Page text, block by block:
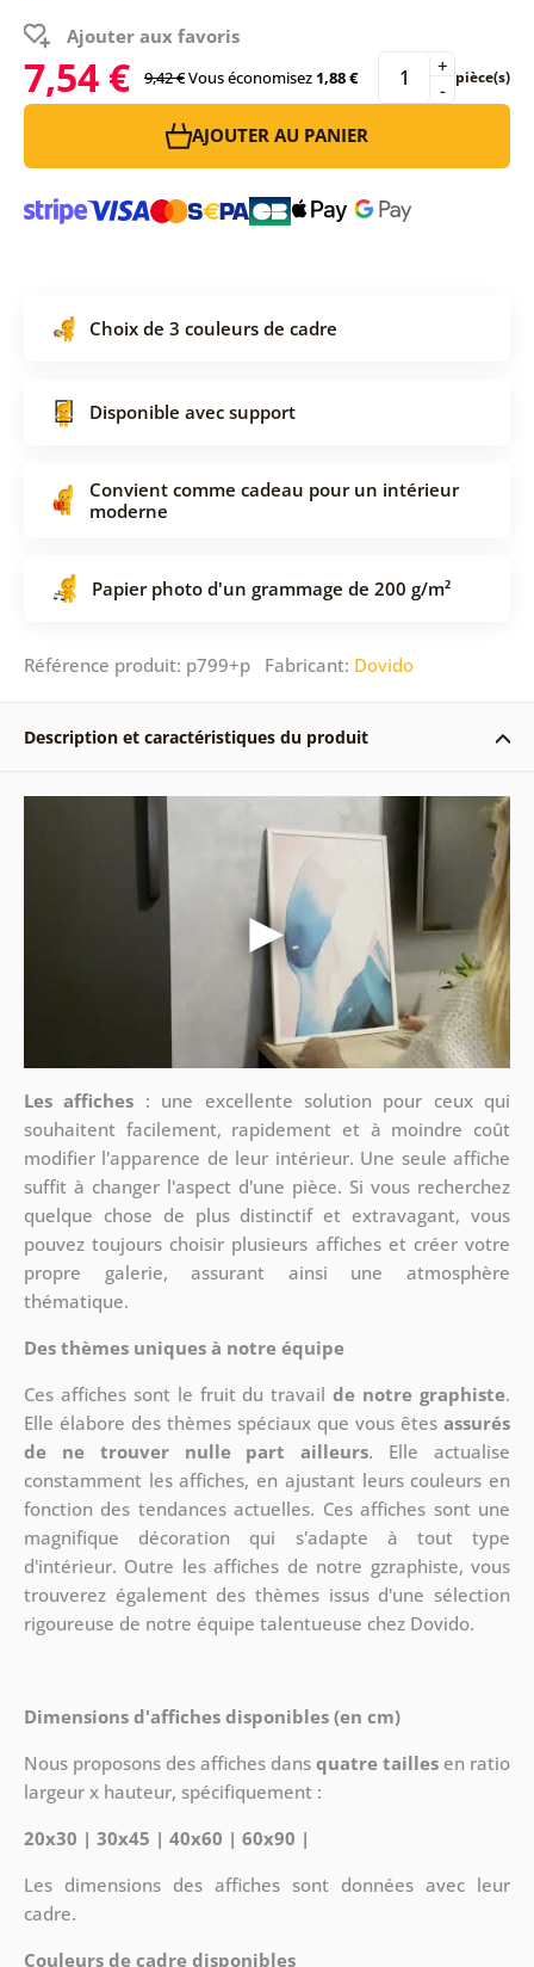
Ajouter aux favoris
7,54 € 9,42 €Vous économisez1,88 € -
+ pièce(s)
AJOUTER AU PANIER
Choix de 3 couleurs de cadre
Disponible avec support
Convient comme cadeau pour un intérieur
moderne
Papier photo d'un grammage de 200 g/m²
Référence produit: p799+p Fabricant: Dovido
Description et caractéristiques du produit
Les affiches : une excellente solution pour ceux qui
souhaitent facilement, rapidement et à moindre coût
modifier l'apparence de leur intérieur. Une seule affiche
suffit à changer l'aspect d'une pièce. Si vous recherchez
quelque chose de plus distinctif et extravagant, vous
pouvez toujours choisir plusieurs affiches et créer votre
propre galerie, assurant ainsi une atmosphère
thématique.
Des thèmes uniques à notre équipe
Ces affiches sont le fruit du travail de notre graphiste.
Elle élabore des thèmes spéciaux que vous êtesassurés
de ne trouver nulle part ailleurs. Elle actualise
constamment les affiches, en ajustant leurs couleurs en
fonction des tendances actuelles. Ces affiches sont une
magnifique décoration qui s'adapte à tout type
d'intérieur. Outre les affiches de notre gzraphiste, vous
trouverez également des thèmes issus d'une sélection
rigoureuse de notre équipe talentueuse chez Dovido.
Dimensions d'affiches disponibles (en cm)
Nous proposons des affiches dansquatre tailles en ratio
largeur x hauteur, spécifiquement :
20x30 | 30x45 | 40x60 | 60x90 |
Les dimensions des affiches sont données avec leur
cadre.
Couleurs de cadre disponibles